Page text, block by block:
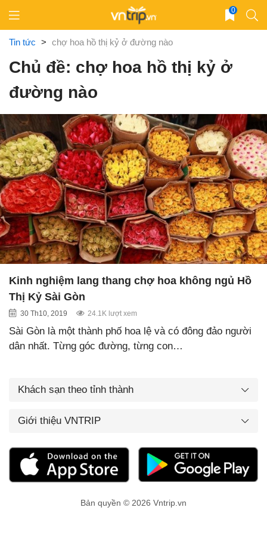
content
0
Tin tức > chợ hoa hồ thị kỷ ở đường nào
Chủ đề: chợ hoa hồ thị kỷ ở
đường nào
Kinh nghiệm lang thang chợ hoa không ngủ Hồ
Thị Kỷ Sài Gòn
30 Th10, 2019 24.1K lượt xem
Sài Gòn là một thành phố hoa lệ và có đông đảo người
dân nhất. Từng góc đường, từng con…
Khách sạn theo tỉnh thành
Giới thiệu VNTRIP
Bản quyền © 2026 Vntrip.vn